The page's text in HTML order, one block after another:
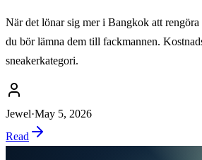
När det lönar sig mer i Bangkok att rengöra
du bör lämna dem till fackmannen.
sneakerkategori.
Jewel·May 5, 2026
Read